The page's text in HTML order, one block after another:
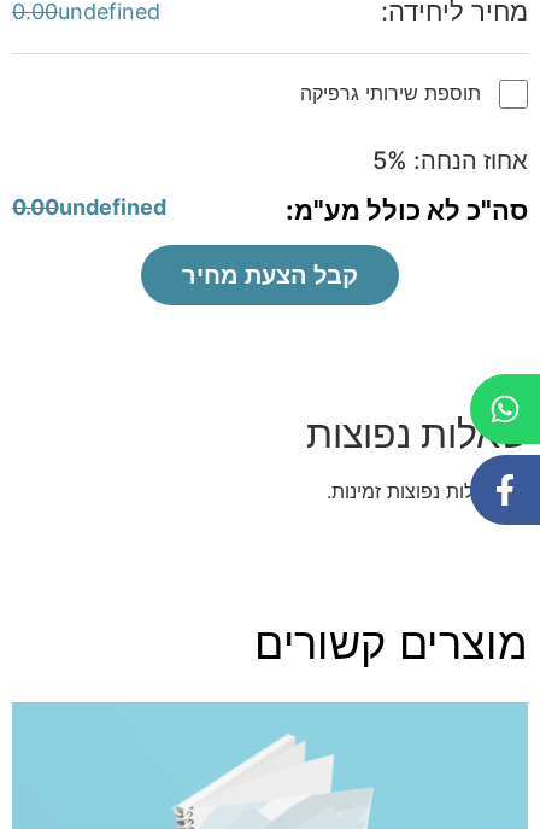
מחיר ליחידה: 0.00undefined
תוספת שירותי גרפיקה
אחוז הנחה: 5%
סה"כ לא כולל מע"מ: 0.00undefined
קבל הצעת מחיר
שאלות נפוצות
אין שאלות נפוצות זמינות.
מוצרים קשורים